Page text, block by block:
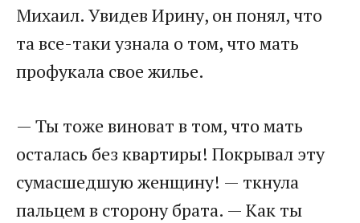
Михаил. Увидев Ирину, он понял, что
та все-таки узнала о том, что мать
профукала свое жилье.
— Ты тоже виноват в том, что мать
осталась без квартиры! Покрывал эту
сумасшедшую женщину! — ткнула
пальцем в сторону брата. — Как ты